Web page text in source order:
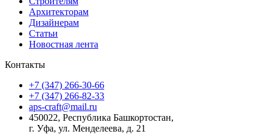
Архитекторам
Дизайнерам
Статьи
Новостная лента
Контакты
+7 (347) 266-30-66
+7 (347) 266-82-33
aps-craft@mail.ru
450022, Республика Башкортостан,
г. Уфа, ул. Менделеева, д. 21